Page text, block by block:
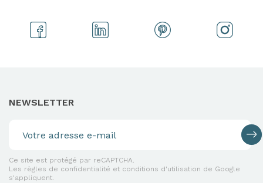
NEWSLETTER
Ce site est protégé par reCAPTCHA.
Les règles de confidentialité et conditions d'utilisation de Google
s'appliquent.